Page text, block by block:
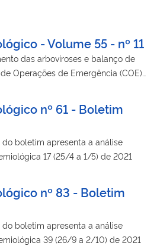
- Volume 55 - nº 11
das arboviroses e balanço de
Operações de Emergência (COE)
nº 61 - Boletim
do boletim apresenta a análise
17 (25/4 a 1/5) de 2021
nº 83 - Boletim
do boletim apresenta a análise
39 (26/9 a 2/10) de 2021